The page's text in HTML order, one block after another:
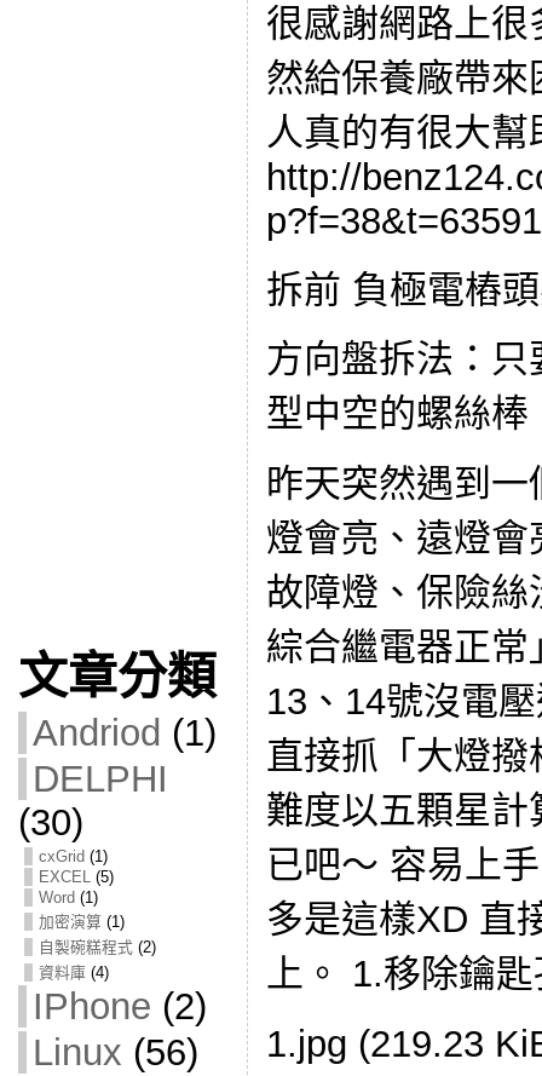
文章分類
Andriod (1)
DELPHI
(30)
cxGrid (1)
EXCEL(5)
Word (1)
加密演算(1)
自製碗糕程式(2)
資料庫(4)
IPhone (2)
Linux (56)
很感謝網路上
然給保養廠帶
人真的有很大
http://
p?f=38&t=63591
拆前 負極電樁
方向盤拆法：
型中空的螺絲
昨天突然遇到
燈會亮、遠燈
故障燈、保險
綜合繼電器正
13、14號沒電
直接抓「大燈
難度以五顆星
已吧～ 容易上
多是這樣XD 直
上。 1.移除鑰
1.jpg (219.23